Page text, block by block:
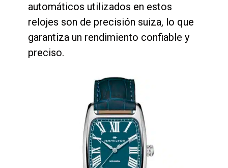
automáticos utilizados en estos
relojes son de precisión suiza, lo que
garantiza un rendimiento confiable y
preciso.